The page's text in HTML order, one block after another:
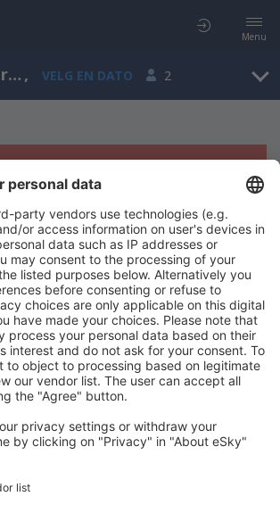
Menu
Mellerud, Sverige , VELG EN DATO 2
ga ingen resultater
kriterier
Alle rettigheter forbeholdt.